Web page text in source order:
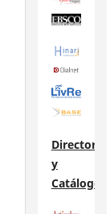
y
Catálogos